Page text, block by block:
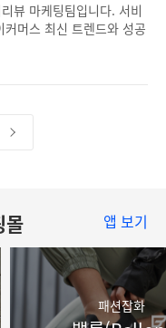
뷰 마케팅팀입니다. 서비
머스 최신 트렌드와 성공
몰 앱 보기
패션잡화